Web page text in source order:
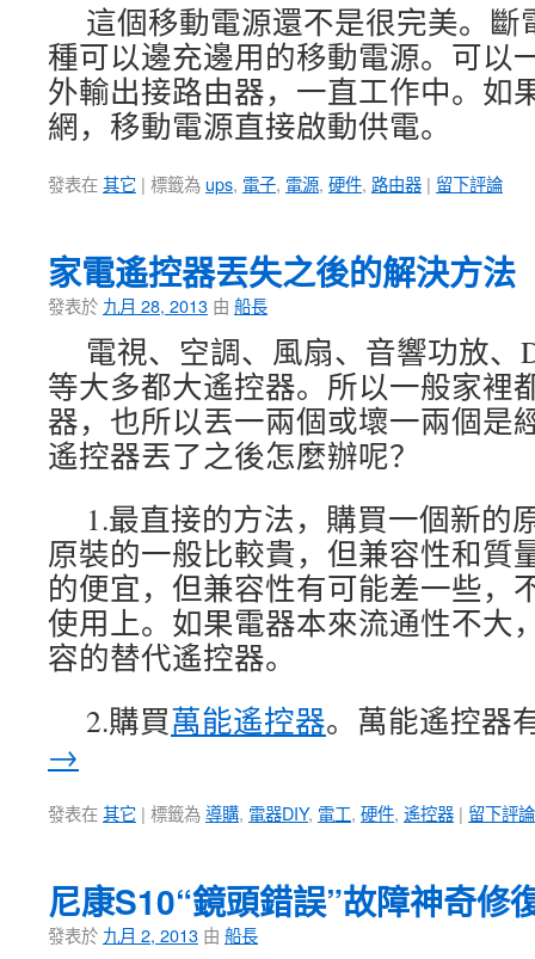
這個移動電源還不是很完美。
種可以邊充邊用的移動電源。可以
外輸出接路由器，一直工作中。如
網，移動電源直接啟動供電。
發表在其它 | 標籤為 ups, 電子, 電源, 硬件, 路由器 | 留下評論
家電遙控器丟失之後的解決方法
發表於 九月 28, 2013 由 船長
電視、空調、風扇、音響功放、
等大多都大遙控器。所以一般家裡
器，也所以丟一兩個或壞一兩個是
遙控器丟了之後怎麼辦呢？
1.最直接的方法，購買一個新的
原裝的一般比較貴，但兼容性和質
的便宜，但兼容性有可能差一些，
使用上。如果電器本來流通性不大
容的替代遙控器。
2.購買萬能遙控器。萬能遙控器
→
發表在其它 | 標籤為導購, 電器DIY, 電工, 硬件, 遙控器 | 留下評論
尼康S10“鏡頭錯誤”故障神奇修
發表於 九月 2, 2013 由 船長